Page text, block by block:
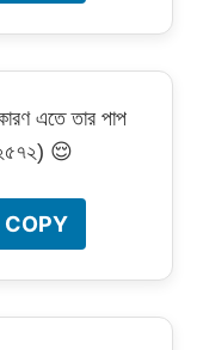
এতে তার পাপ
২৫৭২) 😌
COPY